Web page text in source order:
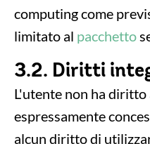
computing come
limitato al pacchetto
3.2. Diritti
L'utente non ha
espressamente
alcun diritto di